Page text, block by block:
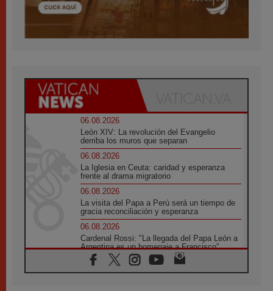
06.08.2026
León XIV: La revolución del Evangelio
derriba los muros que separan
06.08.2026
La Iglesia en Ceuta: caridad y esperanza
frente al drama migratorio
06.08.2026
La visita del Papa a Perú será un tiempo de
gracia reconciliación y esperanza
06.08.2026
Cardenal Rossi: "La llegada del Papa León a
Argentina es un homenaje a Francisco"
06.08.2026
En Asís, León XIV invita a los jóvenes a